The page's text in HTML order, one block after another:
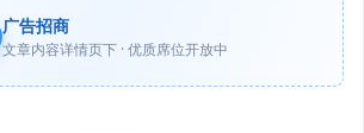
广告招商
文章内容详情页下 · 优质席位开放中